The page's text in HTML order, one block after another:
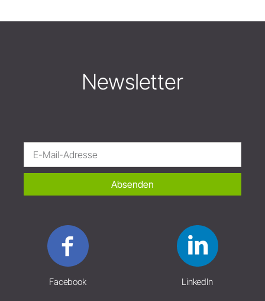
Newsletter
Absenden
Facebook LinkedIn